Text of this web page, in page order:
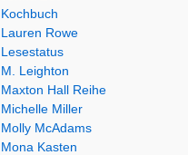
Kochbuch
Lauren Rowe
Lesestatus
M. Leighton
Maxton Hall Reihe
Michelle Miller
Molly McAdams
Mona Kasten